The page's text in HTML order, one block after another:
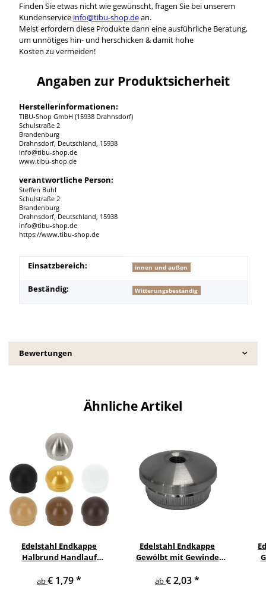
Finden Sie etwas nicht wie gewünscht, fragen Sie bei unserem
Kundenservice info@tibu-shop.dean.
Meist erfordern diese Produkte dann eine ausführliche Beratung,
um unnötiges hin- und herschicken & damit hohe
Kosten zu vermeiden!
Angaben zur Produktsicherheit
Herstellerinformationen:
TIBU-Shop GmbH (15938 Drahnsdorf)
Schulstraße 2
Brandenburg
Drahnsdorf, Deutschland, 15938
info@tibu-shop.de
www.tibu-shop.de
verantwortliche Person:
Steffen Buhl
Schulstraße 2
Brandenburg
Drahnsdorf, Deutschland, 15938
info@tibu-shop.de
https://www.tibu-shop.de
Produkteigenschaft
Wert
Einsatzbereich: innen und außen
Beständig: Witterungsbeständig
Bewertungen
Ähnliche Artikel
Edelstahl Endkappe
Halbrund Handlauf
ab€ 1,79*
Edelstahl Endkappe
Gewölbt mit Gewinde
ab€ 2,03*